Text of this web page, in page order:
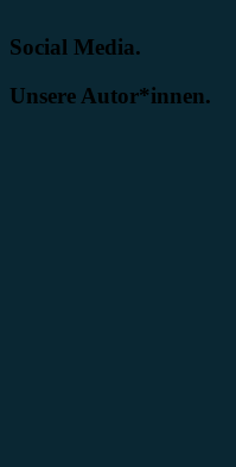
Social Media.
Unsere Autor*innen.